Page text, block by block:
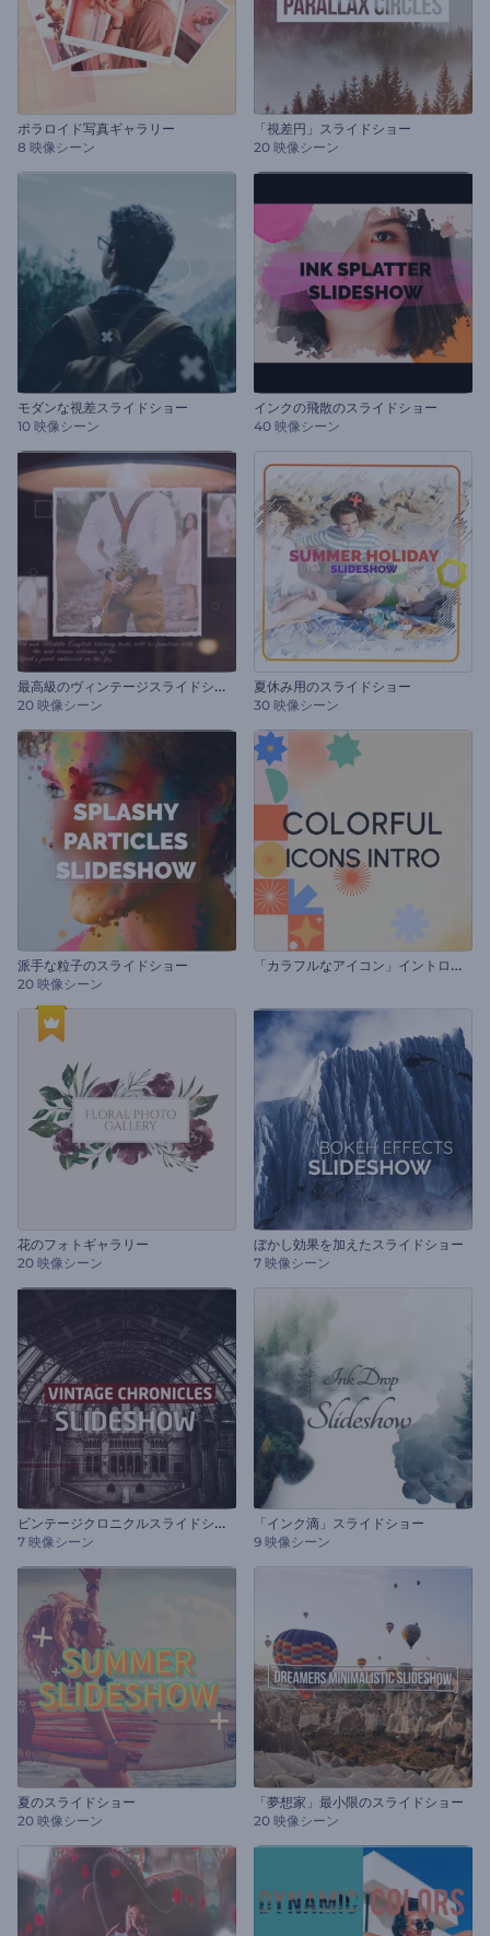
ポラロイド写真ギャラリー
8 映像シーン
「視差円」スライドショー
20 映像シーン
モダンな視差スライドショー
10 映像シーン
インクの飛散のスライドショー
40 映像シーン
最
高級のヴィンテージスライドショー
20 映像シーン
夏休み用のスライドショー
30 映像シーン
派手な粒子のスライドショー
20 映像シーン
「
カラフルなアイコン」イントロ動画
花のフォトギャラリー
20 映像シーン
ぼかし効果を加えたスライドショー
7 映像シーン
ビ
ンテージクロニクルスライドショー
7 映像シーン
「インク滴」スライドショー
9 映像シーン
夏のスライドショー
20 映像シーン
「夢想家」最小限のスライドショー
20 映像シーン